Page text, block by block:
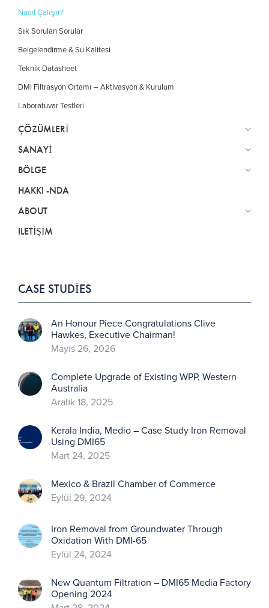
Nasıl Çalışır?
Sık Sorulan Sorular
Belgelendirme & Su Kalitesi
Teknik Datasheet
DMI Filtrasyon Ortamı – Aktivasyon & Kurulum
Laboratuvar Testleri
ÇÖZÜMLERI
SANAYI
BÖLGE
HAKKI -NDA
ABOUT
ILETIŞIM
CASE STUDIES
An Honour Piece Congratulations Clive
Hawkes, Executive Chairman!
Mayıs 26, 2026
Complete Upgrade of Existing WPP, Western
Australia
Aralık 18, 2025
Kerala India, Medio – Case Study Iron Removal
Using DMI65
Mart 24, 2025
Mexico & Brazil Chamber of Commerce
Eylül 29, 2024
Iron Removal from Groundwater Through
Oxidation With DMI-65
Eylül 24, 2024
New Quantum Filtration – DMI65 Media Factory
Opening 2024